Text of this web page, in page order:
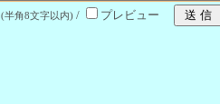
(半角8文字以内) / プレビュー